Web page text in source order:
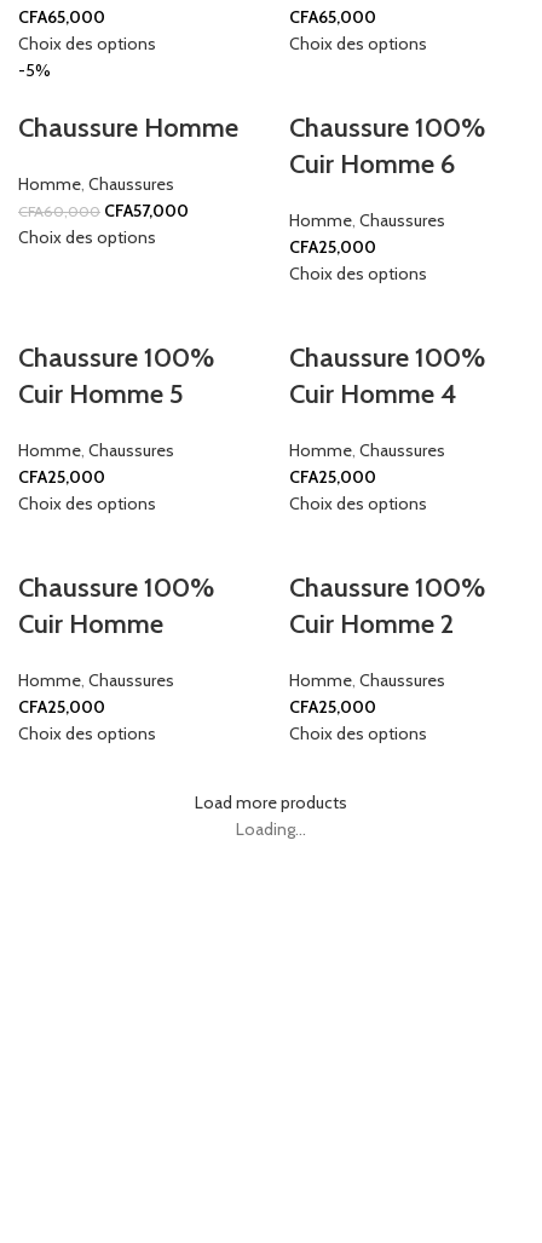
CFA65,000
Choix des options
CFA65,000
Choix des options
-5%
Chaussure Homme
Homme Chaussures
CFA60,000 CFA57,000
Choix des options
Chaussure 100%
Cuir Homme 6
Homme Chaussures
CFA25,000
Choix des options
Chaussure 100%
Cuir Homme 5
Homme Chaussures
CFA25,000
Choix des options
Chaussure 100%
Cuir Homme 4
Homme Chaussures
CFA25,000
Choix des options
Chaussure 100%
Cuir Homme
Homme Chaussures
CFA25,000
Choix des options
Chaussure 100%
Cuir Homme 2
Homme Chaussures
CFA25,000
Choix des options
Load more products
Loading...